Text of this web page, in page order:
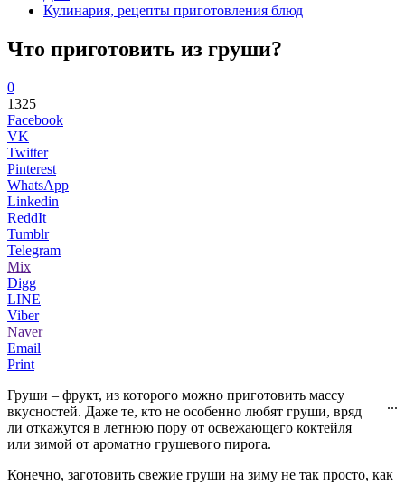
Кулинария, рецепты приготовления блюд
Что приготовить из груши?
0
1325
Facebook
VK
Twitter
Pinterest
WhatsApp
Linkedin
ReddIt
Tumblr
Telegram
Mix
Digg
LINE
Viber
Naver
Email
Print
...
Груши – фрукт, из которого можно приготовить массу
вкусностей. Даже те, кто не особенно любят груши, вряд
ли откажутся в летнюю пору от освежающего коктейля
или зимой от ароматно грушевого пирога.
Конечно, заготовить свежие груши на зиму не так просто, как